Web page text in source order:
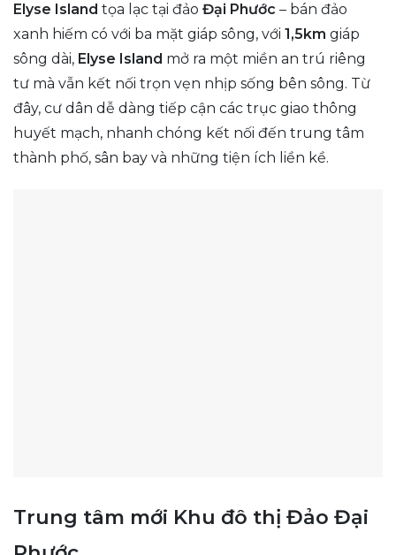
Elyse Island tọa lạc tại đảo Đại Phước – bán đảo
xanh hiếm có với ba mặt giáp sông, với 1,5km giáp
sông dài, Elyse Island mở ra một miền an trú riêng
tư mà vẫn kết nối trọn vẹn nhịp sống bên sông. Từ
đây, cư dân dễ dàng tiếp cận các trục giao thông
huyết mạch, nhanh chóng kết nối đến trung tâm
thành phố, sân bay và những tiện ích liền kề.
Trung tâm mới Khu đô thị Đảo Đại